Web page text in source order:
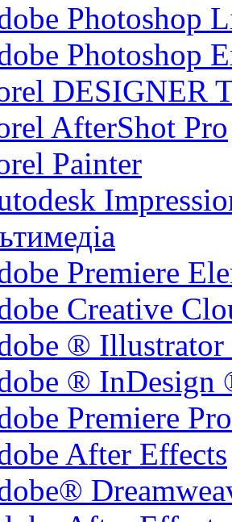
Photoshop
Photoshop
DESIGNER
AfterShot Pro
Painter
Premiere
Creative
®
® InDesign
Premiere Pro
After Effects